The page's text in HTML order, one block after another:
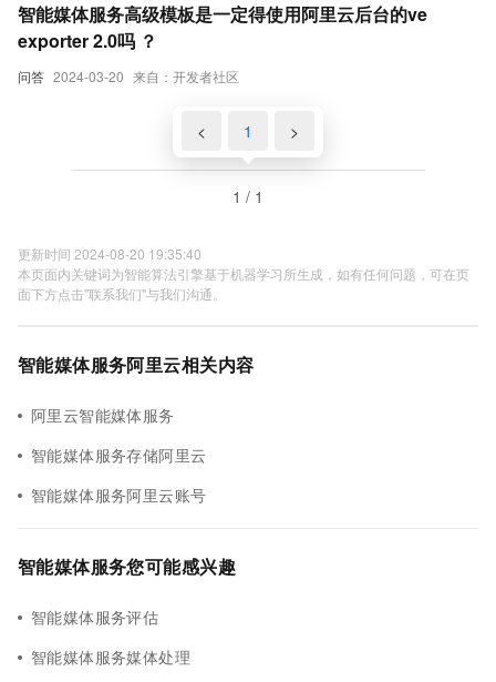
问答 2024-03-20 来自：开发者社区
智能媒体服务高级模板是一定得使用阿里云后台的ve
exporter 2.0吗 ？
< 1 >
1 / 1
更新时间 2024-08-20 19:35:40
本页面内关键词为智能算法引擎基于机器学习所生成，如有任何问题，可在页
面下方点击"联系我们"与我们沟通。
智能媒体服务阿里云相关内容
阿里云智能媒体服务
智能媒体服务存储阿里云
智能媒体服务阿里云账号
智能媒体服务您可能感兴趣
智能媒体服务评估
智能媒体服务媒体处理